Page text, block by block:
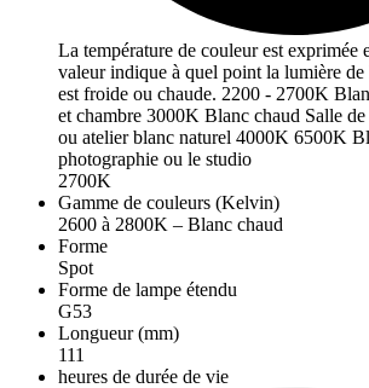
La température de couleur est exprimée
valeur indique à quel point la lumière de
est froide ou chaude. 2200 - 2700K
et chambre 3000K Blanc chaud Salle
ou atelier blanc naturel 4000K 6500K
photographie ou le studio
2700K
Gamme de couleurs (Kelvin)
2600 à 2800K – Blanc chaud
Forme
Spot
Forme de lampe étendu
G53
Longueur (mm)
111
heures de durée de vie